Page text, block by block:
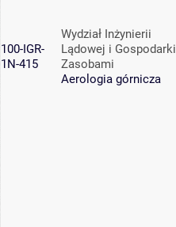
100-IGR-
1N-415
Wydział Inżynierii
Lądowej i Gospodarki
Zasobami
Aerologia górnicza